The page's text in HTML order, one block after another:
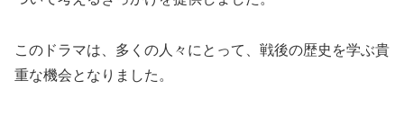
このドラマは、多くの人々にとって、戦後の歴史を学ぶ貴
重な機会となりました。